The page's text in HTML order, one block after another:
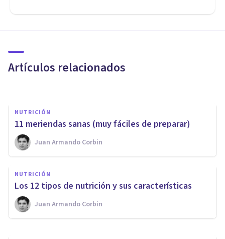
Artículos relacionados
'Los elixires mágicos', una
bienestar emocional
NUTRICIÓN
11 meriendas sanas (muy fáciles de preparar)
Juan Armando Corbin
NUTRICIÓN
Los 12 tipos de nutrición y sus características
Juan Armando Corbin
NUTRICIÓN
¿Cuál es la diferencia entre
alimentación y nutrición?
Juan Armando Corbin